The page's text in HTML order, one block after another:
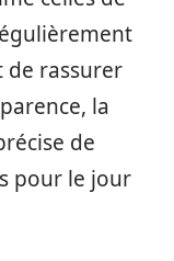
de rassurer
la
de
pour le jour